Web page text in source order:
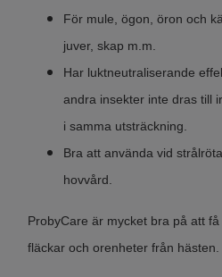
För mule, ögon, öron och
juver, skap m.m.
Har luktneutraliserande
andra insekter inte dras till
i samma utsträckning.
Bra att använda vid
hovvård.
ProbyCare är mycket bra på att få
fläckar och orenheter från hästen.